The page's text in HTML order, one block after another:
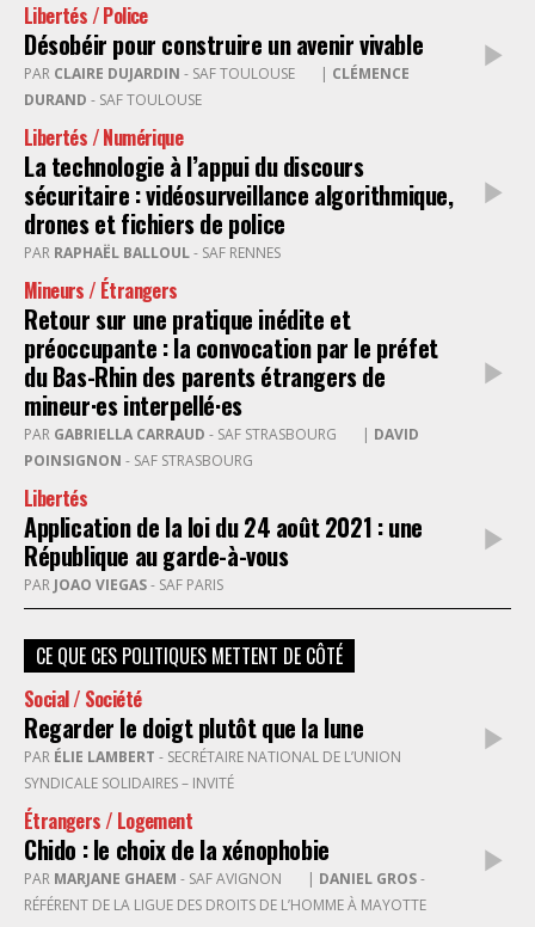
Libertés / Police
Désobéir pour construire un avenir vivable
PAR CLAIRE DUJARDIN - SAF TOULOUSE | CLÉMENCE
DURAND - SAF TOULOUSE
Libertés / Numérique
La technologie à l’appui du discours
sécuritaire : vidéosurveillance algorithmique,
drones et fichiers de police
PAR RAPHAËL BALLOUL- SAF RENNES
Mineurs / Étrangers
Retour sur une pratique inédite et
préoccupante : la convocation par le préfet
du Bas-Rhin des parents étrangers de
mineur·es interpellé·es
PAR GABRIELLA CARRAUD - SAF STRASBOURG | DAVID
POINSIGNON - SAF STRASBOURG
Libertés
Application de la loi du 24 août 2021 : une
République au garde-à-vous
PAR JOAO VIEGAS- SAF PARIS
CE QUE CES POLITIQUES METTENT DE CÔTÉ
Social / Société
Regarder le doigt plutôt que la lune
PAR ÉLIE LAMBERT
SYNDICALE SOLIDAIRES – INVITÉ
Étrangers / Logement
Chido : le choix de la xénophobie
PAR MARJANE GHAEM - SAF AVIGNON | DANIEL GROS
RÉFÉRENT DE LA LIGUE DES DROITS DE L’HOMME À MAYOTTE